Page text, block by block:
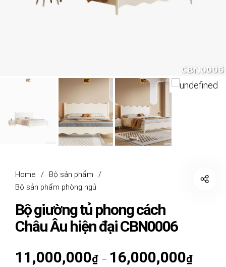
Home / Bộ sản phẩm
/
Bộ sản phẩm phòng ngủ
Bộ giường tủ phong cách
Châu Âu hiện đại CBN0006
11,000,000₫ – 16,000,000₫